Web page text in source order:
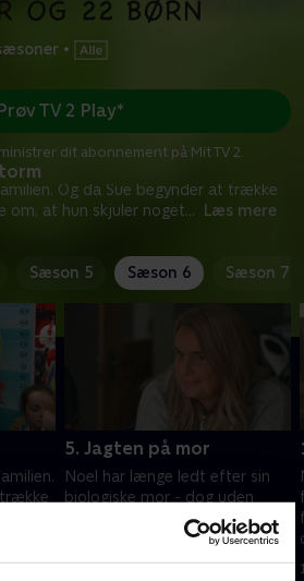
•
Og da Sue begynder at trække
om, at hun skjuler noget... Læs mere
TV 2 Play*
dit abonnement på Mit TV 2.
Sæson 5 Sæson 6 Sæson 7
5. Jagten på mor
Noel har længe ledt efter sin
biologiske mor - dog uden
held. Sue hyrer derfor en
adoptionsspecialist i et sidste
forsøg, hvilket fører til
9. december 2025 • 44 min